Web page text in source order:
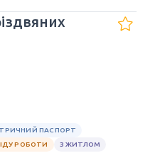
ПАСПОРТ
РОБОТИ
З ЖИТЛОМ